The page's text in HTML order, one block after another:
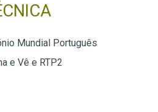
Mundial Português
e Vê e RTP2